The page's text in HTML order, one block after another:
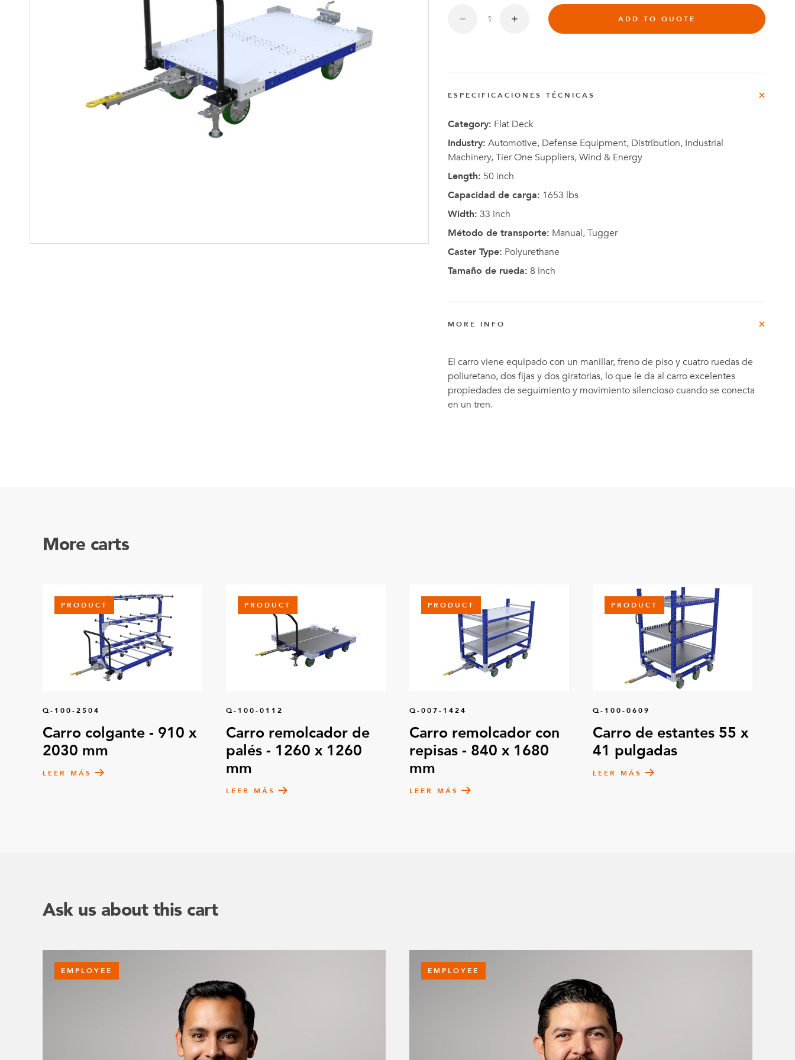
Soluciones para colgar
Soluciones Madre-Hija
Carros de kit y soluciones
Parts
Anders
de
FlexQube
ADD TO QUOTE
ESPECIFICACIONES TÉCNICAS
Category: Flat Deck
Industry: Automotive, Defense Equipment, Distribution, Industrial
Machinery, Tier One Suppliers, Wind & Energy
Length: 50 inch
Capacidad de carga: 1653 lbs
Width: 33 inch
Método de transporte: Manual, Tugger
Caster Type: Polyurethane
Tamaño de rueda: 8 inch
MORE INFO
El carro viene equipado con un manillar, freno de piso y cuatro ruedas de
poliuretano, dos fijas y dos giratorias, lo que le da al carro excelentes
propiedades de seguimiento y movimiento silencioso cuando se conecta
en un tren.
More carts
PRODUCT
Q-100-2504
Carro colgante - 910 x
2030 mm
LEER MÁS
PRODUCT
Q-100-0112
Carro remolcador de
palés - 1260 x 1260
mm
LEER MÁS
PRODUCT
Q-007-1424
Carro remolcador con
repisas - 840 x 1680
mm
LEER MÁS
PRODUCT
Q-100-0609
Carro de estantes 55 x
41 pulgadas
LEER MÁS
Ask us about this cart
EMPLOYEE EMPLOYEE